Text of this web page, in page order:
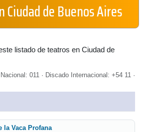
Ciudad de Buenos Aires
listado de teatros en Ciudad de
011 · Discado Internacional: +54 11 ·
la Vaca Profana